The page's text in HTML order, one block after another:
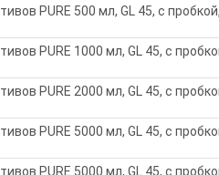
PURE 500 мл, GL 45, с
PURE 1000 мл, GL 45, с
PURE 2000 мл, GL 45, с
PURE 5000 мл, GL 45, с
PURE 5000 мл, GL 45, с